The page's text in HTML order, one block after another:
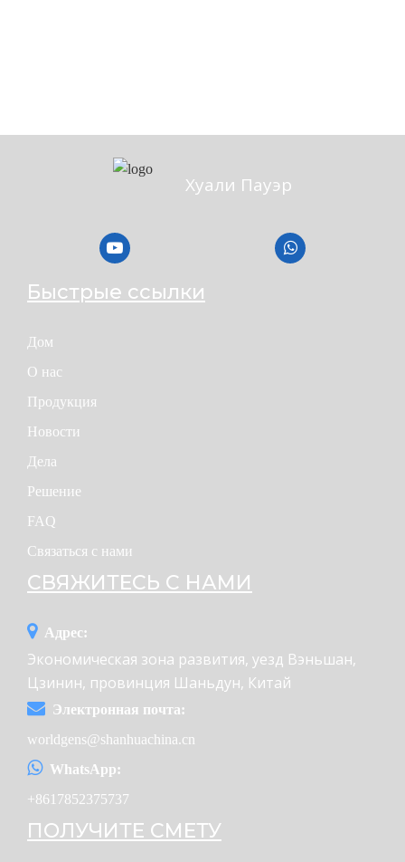
Хуали Пауэр
Быстрые ссылки
Дом
О нас
Продукция
Новости
Дела
Решение
FAQ
Связаться с нами
СВЯЖИТЕСЬ С НАМИ
Адрес:
Экономическая зона развития, уезд Вэньшан,
Цзинин, провинция Шаньдун, Китай
Электронная почта:
worldgens@shanhuachina.cn
WhatsApp:
+8617852375737
ПОЛУЧИТЕ СМЕТУ